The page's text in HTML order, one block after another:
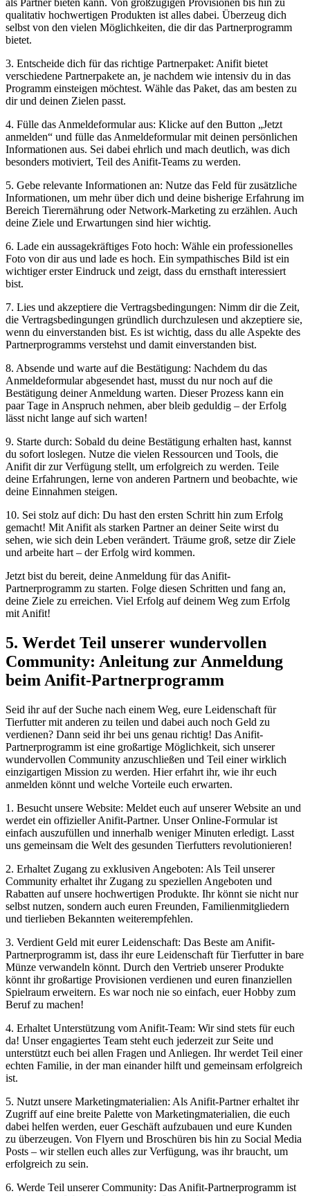
als Partner‍ bieten⁤ kann. Von​ großzügigen ‍Provisionen bis ‌hin zu
qualitativ hochwertigen Produkten ⁤ist alles ‍dabei. Überzeug ​dich
selbst von den vielen Möglichkeiten, die⁤ dir das Partnerprogramm
bietet.
3.⁢ Entscheide dich für⁤ das richtige Partnerpaket: Anifit bietet
verschiedene Partnerpakete ‌an, je nachdem wie intensiv​ du in das
Programm ‌einsteigen möchtest. Wähle das Paket, das ⁢am besten zu
dir und deinen Zielen ⁢passt. ⁢
4. ⁤Fülle das ​Anmeldeformular ‍aus: Klicke auf ⁤den Button „Jetzt⁣
anmelden“⁤ und fülle das Anmeldeformular mit deinen persönlichen
Informationen aus. ​Sei dabei ehrlich und mach deutlich,‍ was dich
‍besonders motiviert, Teil des ​Anifit-Teams zu werden.
5. Gebe relevante Informationen an: Nutze das Feld ⁢für zusätzliche​
Informationen, um ⁢mehr über dich und deine bisherige Erfahrung im​
Bereich Tierernährung‍ oder Network-Marketing‍ zu ​erzählen. Auch
deine Ziele und Erwartungen sind hier wichtig.
6. ⁢Lade ein aussagekräftiges Foto hoch: Wähle ein professionelles
Foto‍ von dir aus und lade es hoch. Ein‍ sympathisches Bild⁢ ist ein
wichtiger erster Eindruck und zeigt, dass ⁣du ⁤ernsthaft interessiert
bist.
7.⁣ Lies und akzeptiere ‌die Vertragsbedingungen: Nimm dir die Zeit,‍
die Vertragsbedingungen gründlich durchzulesen und akzeptiere sie,
‌wenn du einverstanden bist. Es ist wichtig, dass ‌du​ alle Aspekte ⁣des
Partnerprogramms verstehst und damit einverstanden ⁣bist.
8. Absende ⁢und ‍warte auf die Bestätigung:‍ Nachdem du ​das
Anmeldeformular abgesendet hast, musst du nur ⁢noch ⁢auf die
Bestätigung deiner Anmeldung⁢ warten. Dieser Prozess‌ kann⁣ ein
paar Tage in Anspruch nehmen,​ aber bleib geduldig – ‌der Erfolg
lässt nicht lange ‌auf sich warten!
9. Starte durch: Sobald du deine Bestätigung erhalten ‍hast, kannst
du ‍sofort ⁤loslegen. Nutze⁢ die vielen Ressourcen und Tools, die
Anifit dir ‍zur Verfügung stellt,‍ um erfolgreich ‍zu ‌werden.⁤ Teile
‌deine Erfahrungen, ​lerne von⁢ anderen Partnern und beobachte, ‍wie
deine Einnahmen⁣ steigen.
10. Sei stolz auf dich: Du hast den ⁤ersten Schritt hin ‌zum Erfolg
gemacht! ⁣Mit Anifit als‌ starken Partner an deiner Seite wirst du
sehen, wie sich dein Leben verändert. Träume groß, setze dir Ziele
und⁣ arbeite‍ hart‍ – der Erfolg wird kommen.
Jetzt bist du bereit, deine Anmeldung für das Anifit-
Partnerprogramm zu starten. Folge diesen‍ Schritten und ⁣fang an,
deine Ziele⁢ zu‍ erreichen. Viel Erfolg ⁢auf ⁣deinem Weg zum​ Erfolg
mit Anifit!
5. Werdet Teil unserer wundervollen
Community: Anleitung zur Anmeldung
beim Anifit-Partnerprogramm
Seid ihr auf der Suche nach einem Weg, eure ‍Leidenschaft für
⁢Tierfutter‍ mit anderen zu teilen⁣ und⁢ dabei auch noch Geld zu
‍verdienen?​ Dann seid ihr bei uns genau richtig! Das Anifit-
Partnerprogramm ⁣ist eine großartige Möglichkeit,‍ sich unserer
wundervollen Community‍ anzuschließen und Teil einer wirklich
einzigartigen Mission zu werden.⁣ Hier erfahrt ihr, wie ihr euch‍
anmelden ⁢könnt und ⁢welche Vorteile euch erwarten.
1. ​Besucht unsere Website: Meldet ⁤euch auf unserer Website an und‍
werdet ein ​offizieller Anifit-Partner.​ Unser​ Online-Formular⁣ ist
einfach‍ auszufüllen und innerhalb weniger Minuten erledigt. ​Lasst
uns gemeinsam ⁤die Welt des gesunden Tierfutters revolutionieren!
2. Erhaltet Zugang zu exklusiven ​Angeboten: Als ⁤Teil unserer
Community erhaltet ihr⁣ Zugang⁣ zu speziellen Angeboten⁣ und
Rabatten auf unsere hochwertigen Produkte. ‍Ihr​ könnt sie nicht nur
‍selbst ‍nutzen, sondern ‌auch euren Freunden, Familienmitgliedern
und tierlieben ​Bekannten ‍weiterempfehlen.
3. Verdient⁢ Geld mit ​eurer Leidenschaft: Das Beste am Anifit-
Partnerprogramm ist,​ dass ihr eure Leidenschaft für Tierfutter in​ bare
Münze ​verwandeln könnt. Durch​ den Vertrieb unserer Produkte
könnt ihr großartige Provisionen verdienen und euren‌ finanziellen​
Spielraum erweitern. Es war ⁣noch nie so einfach,⁤ euer Hobby zum
Beruf ​zu machen!
4.⁣ Erhaltet Unterstützung⁢ vom‌ Anifit-Team: ⁣Wir sind stets für euch
⁢da! Unser ‌engagiertes Team steht ⁢euch jederzeit zur Seite und
unterstützt euch ​bei allen Fragen und ‌Anliegen. ‍Ihr werdet Teil einer
echten Familie, in der ‌man‍ einander hilft und gemeinsam erfolgreich
​ist.
5. Nutzt unsere Marketingmaterialien: Als Anifit-Partner​ erhaltet ihr
Zugriff auf ⁣eine breite ⁢Palette von Marketingmaterialien, die ⁢euch
dabei helfen werden, euer Geschäft aufzubauen und eure ‌Kunden
⁢zu überzeugen.⁤ Von Flyern und Broschüren bis‌ hin zu‌ Social Media
⁢Posts – wir stellen ⁤euch alles⁣ zur ​Verfügung, was ⁤ihr braucht, um
erfolgreich zu⁢ sein.
6. Werde ‍Teil⁢ unserer ⁣Community: Das Anifit-Partnerprogramm ist